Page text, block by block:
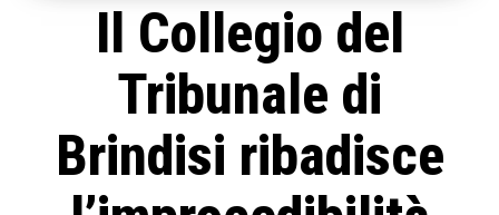
Il Collegio del
Tribunale di
Brindisi ribadisce